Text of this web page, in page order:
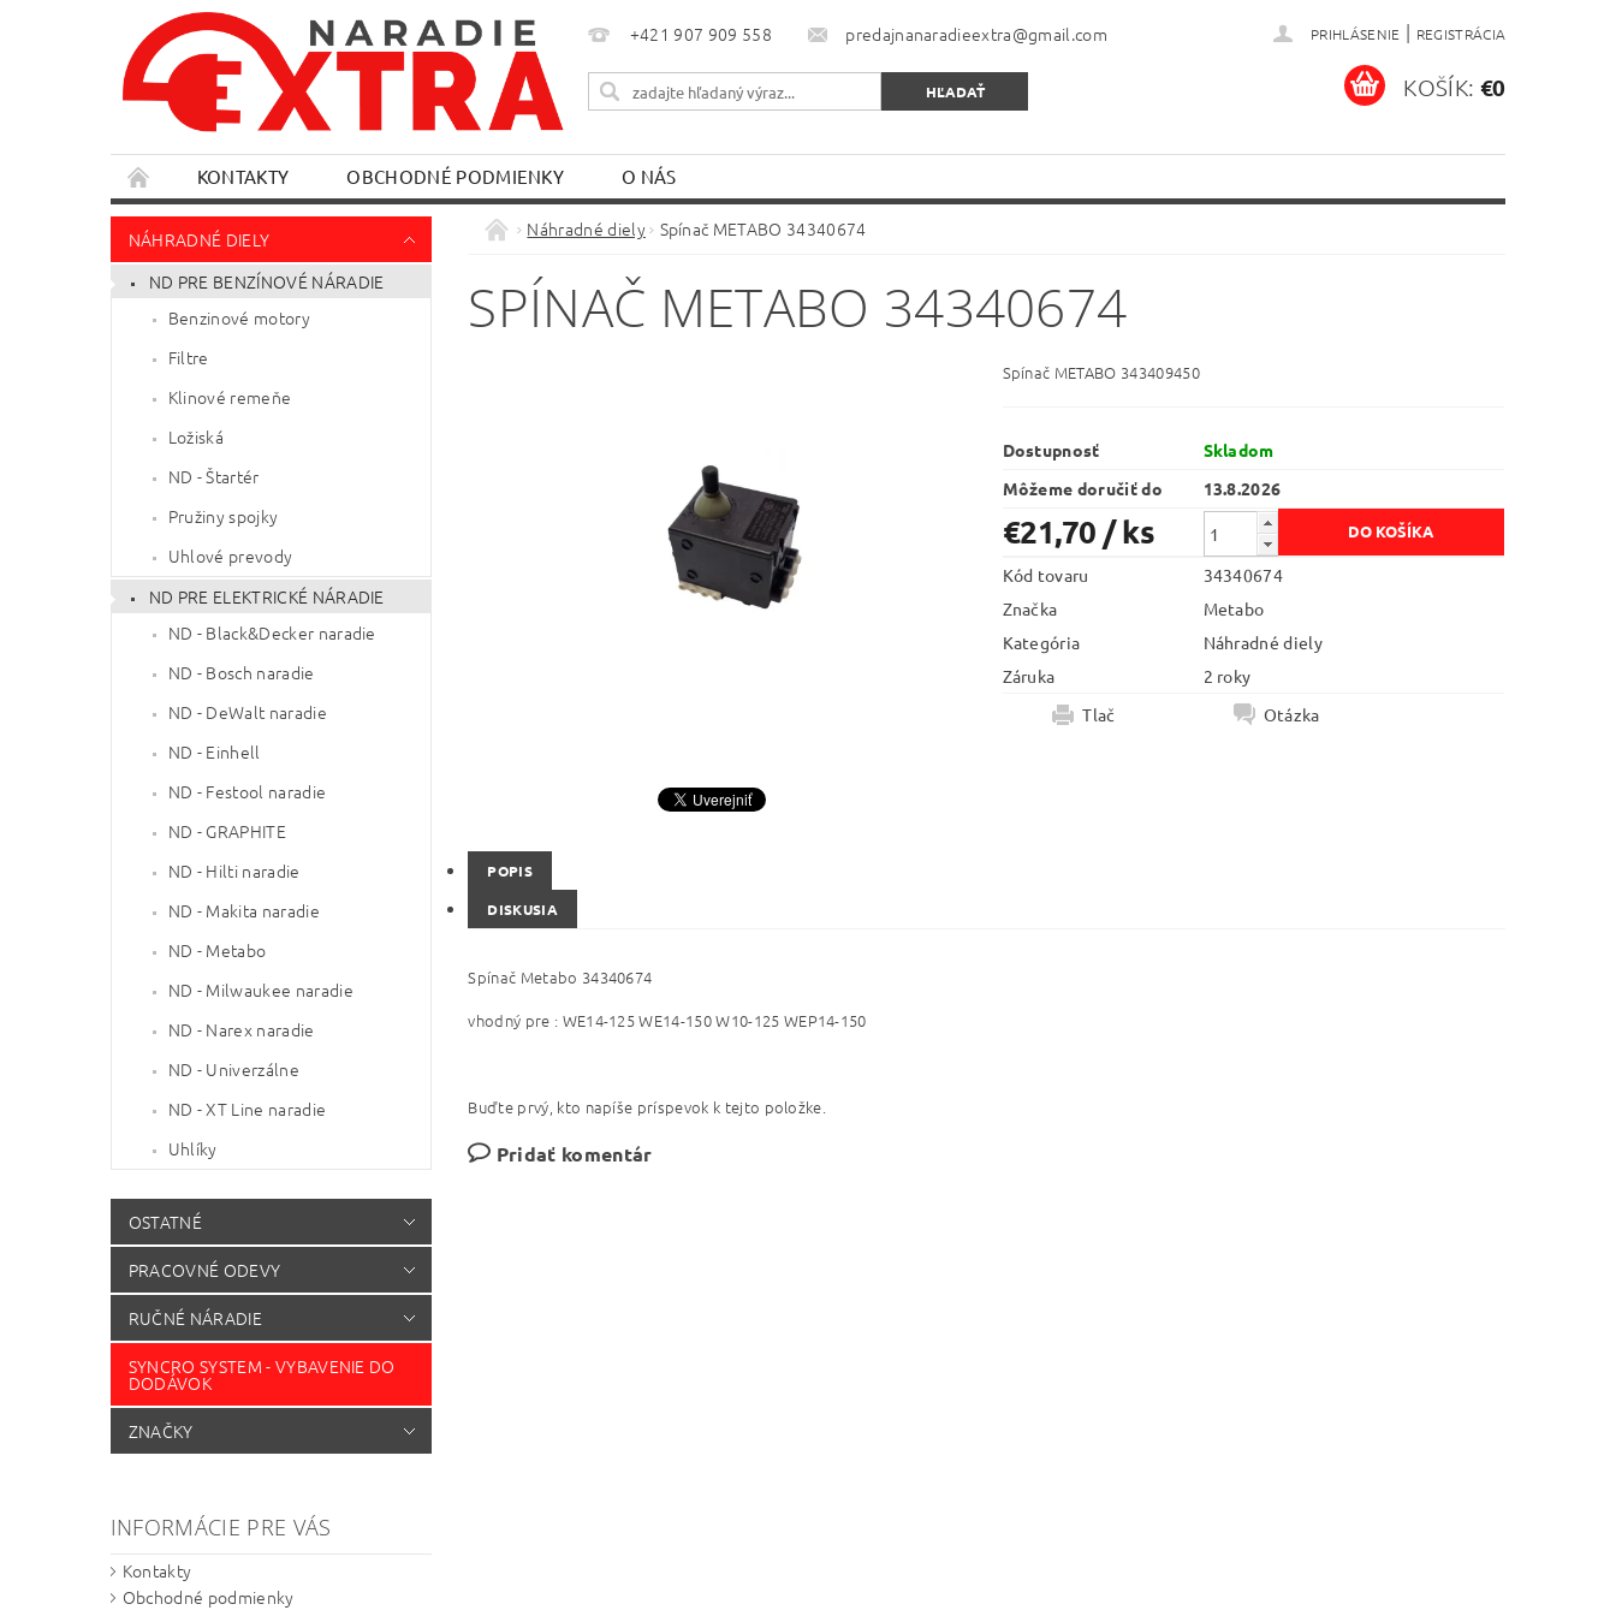
+421 907 909 558 predajnanaradieextra@gmail.com PRIHLÁSENIE | REGISTRÁCIA
KOŠÍK: €0
KONTAKTY OBCHODNÉ PODMIENKY O NÁS
NÁHRADNÉ DIELY
ND PRE BENZÍNOVÉ NÁRADIE
Benzinové motory
Filtre
Klinové remeňe
Ložiská
ND - Štartér
Pružiny spojky
Uhlové prevody
ND PRE ELEKTRICKÉ NÁRADIE
ND - Black&Decker naradie
ND - Bosch naradie
ND - DeWalt naradie
ND - Einhell
ND - Festool naradie
ND - GRAPHITE
ND - Hilti naradie
ND - Makita naradie
ND - Metabo
ND - Milwaukee naradie
ND - Narex naradie
ND - Univerzálne
ND - XT Line naradie
Uhlíky
OSTATNÉ
PRACOVNÉ ODEVY
RUČNÉ NÁRADIE
SYNCRO SYSTEM - VYBAVENIE DO
DODÁVOK
ZNAČKY
INFORMÁCIE PRE VÁS
Kontakty
Obchodné podmienky
Náhradné diely Spínač METABO 34340674
SPÍNAČ METABO 34340674
Spínač METABO 343409450
Dostupnosť
Skladom
Môžeme doručiť do
13.8.2026
€21,70 / ks
Kód tovaru
34340674
Značka
Metabo
Kategória
Náhradné diely
Záruka
2 roky
Tlač
Otázka
POPIS
DISKUSIA
Spínač Metabo 34340674
vhodný pre : WE14-125 WE14-150 W10-125 WEP14-150
Buďte prvý, kto napíše príspevok k tejto položke.
Pridať komentár